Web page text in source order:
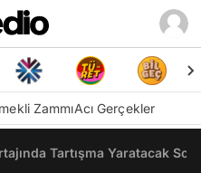
ZammıAcı Gerçekler
Tartışma Yaratacak